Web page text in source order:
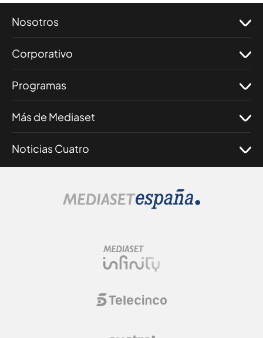
Nosotros
Corporativo
Programas
Más de Mediaset
Noticias Cuatro